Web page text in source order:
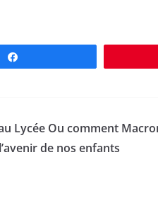
Lycée Ou comment
de nos enfants